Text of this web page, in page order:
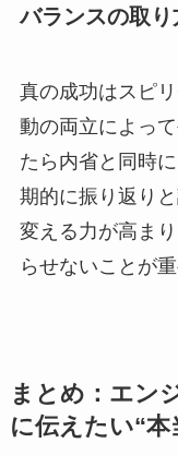
バランスの取り
真の成功はスピ
動の両立によっ
たら内省と同時
期的に振り返り
変える力が高ま
らせないことが重
まとめ：エン
に伝えたい“